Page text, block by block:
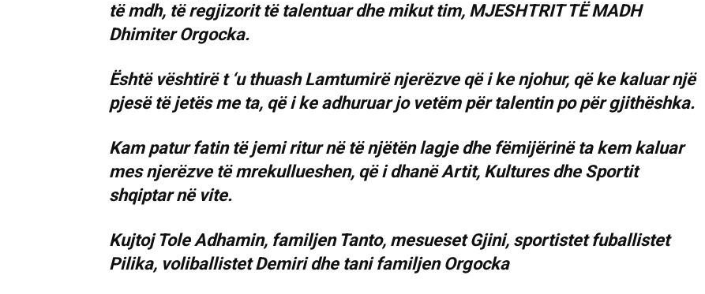
të mdh, të regjizorit të talentuar dhe mikut tim, MJESHTRIT TË MADH
Dhimiter Orgocka.
Është vështirë t ‘u thuash Lamtumirë njerëzve që i ke njohur, që ke kaluar një
pjesë të jetës me ta, që i ke adhuruar jo vetëm për talentin po për gjithëshka.
Kam patur fatin të jemi ritur në të njëtën lagje dhe fëmijërinë ta kem kaluar
mes njerëzve të mrekullueshen, që i dhanë Artit, Kultures dhe Sportit
shqiptar në vite.
Kujtoj Tole Adhamin, familjen Tanto, mesueset Gjini, sportistet fuballistet
Pilika, voliballistet Demiri dhe tani familjen Orgocka